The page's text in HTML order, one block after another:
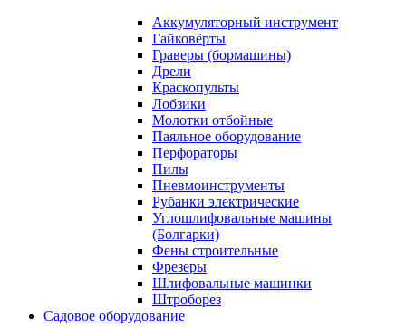
Аккумуляторный инструмент
Гайковёрты
Граверы (бормашины)
Дрели
Краскопульты
Лобзики
Молотки отбойные
Паяльное оборудование
Перфораторы
Пилы
Пневмоинструменты
Рубанки электрические
Углошлифовальные машины
(Болгарки)
Фены строительные
Фрезеры
Шлифовальные машинки
Штроборез
Садовое оборудование